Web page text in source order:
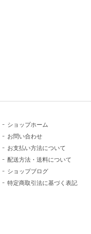
ショップホーム
お問い合わせ
お支払い方法について
配送方法・送料について
ショップブログ
特定商取引法に基づく表記